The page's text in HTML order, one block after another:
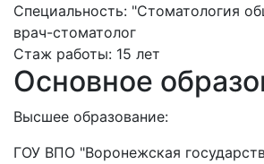
Специальность: "Стоматология
врач-стоматолог
Стаж работы: 15 лет
Основное
Высшее образование:
ГОУ ВПО "Воронежская